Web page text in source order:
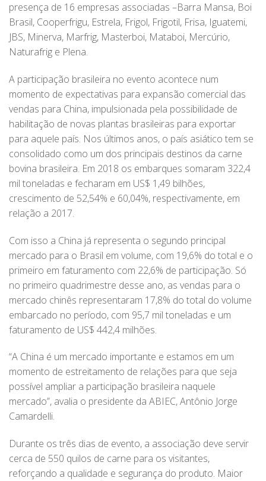
presença de 16 empresas associadas –Barra Mansa, Boi
Brasil, Cooperfrigu, Estrela, Frigol, Frigotil, Frisa, Iguatemi,
JBS, Minerva, Marfrig, Masterboi, Mataboi, Mercúrio,
Naturafrig e Plena.
A participação brasileira no evento acontece num
momento de expectativas para expansão comercial das
vendas para China, impulsionada pela possibilidade de
habilitação de novas plantas brasileiras para exportar
para aquele país. Nos últimos anos, o país asiático tem se
consolidado como um dos principais destinos da carne
bovina brasileira. Em 2018 os embarques somaram 322,4
mil toneladas e fecharam em US$ 1,49 bilhões,
crescimento de 52,54% e 60,04%, respectivamente, em
relação a 2017.
Com isso a China já representa o segundo principal
mercado para o Brasil em volume, com 19,6% do total e o
primeiro em faturamento com 22,6% de participação. Só
no primeiro quadrimestre desse ano, as vendas para o
mercado chinês representaram 17,8% do total do volume
embarcado no período, com 95,7 mil toneladas e um
faturamento de US$ 442,4 milhões.
“A China é um mercado importante e estamos em um
momento de estreitamento de relações para que seja
possível ampliar a participação brasileira naquele
mercado”, avalia o presidente da ABIEC, Antônio Jorge
Camardelli.
Durante os três dias de evento, a associação deve servir
cerca de 550 quilos de carne para os visitantes,
reforçando a qualidade e segurança do produto. Maior